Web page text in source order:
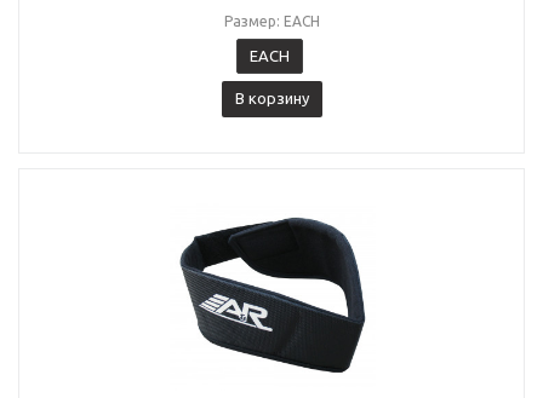
Размер: EACH
EACH
В корзину